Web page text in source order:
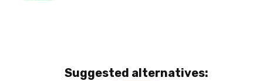
Suggested alternatives: